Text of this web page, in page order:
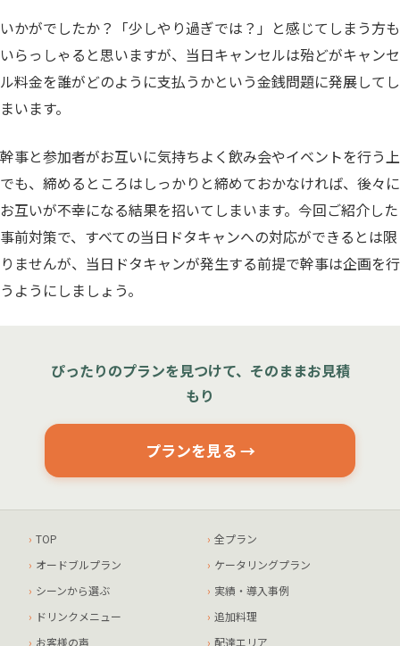
いかがでしたか？「少しやり過ぎでは？」と感じてしまう方も
いらっしゃると思いますが、当日キャンセルは殆どがキャンセ
ル料金を誰がどのように支払うかという金銭問題に発展してし
まいます。
幹事と参加者がお互いに気持ちよく飲み会やイベントを行う上
でも、締めるところはしっかりと締めておかなければ、後々に
お互いが不幸になる結果を招いてしまいます。今回ご紹介した
事前対策で、すべての当日ドタキャンへの対応ができるとは限
りませんが、当日ドタキャンが発生する前提で幹事は企画を行
うようにしましょう。
ぴったりのプランを見つけて、そのままお見積
もり
プランを見る →
TOP
全プラン
オードブルプラン
ケータリングプラン
シーンから選ぶ
実績・導入事例
ドリンクメニュー
追加料理
お客様の声
配達エリア